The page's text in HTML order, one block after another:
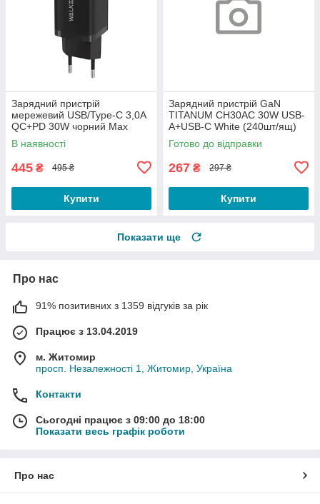
Зарядний пристрій
мережевий USB/Type-C 3,0A
QC+PD 30W чорний Max
WALKER WH-60
В наявності
445 ₴ 495 ₴
Купити
Зарядний пристрій GaN
TITANUM CH30AC 30W USB-
A+USB-C White (240шт/ящ)
Готово до відправки
267 ₴ 297 ₴
Купити
Показати ще
Про нас
91% позитивних з 1359 відгуків за рік
Працює з 13.04.2019
м. Житомир
просп. Незалежності 1, Житомир, Україна
Контакти
Сьогодні працює з 09:00 до 18:00
Показати весь графік роботи
Про нас